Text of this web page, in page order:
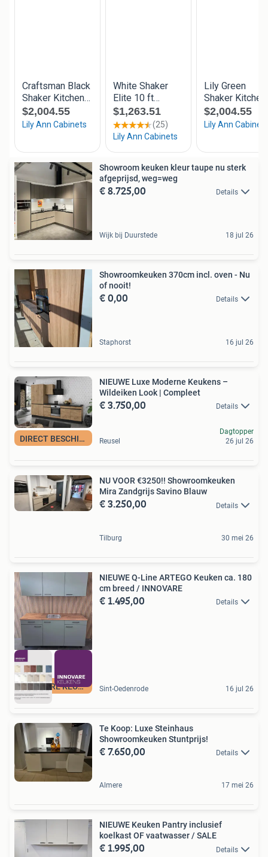
Showroom keuken kleur taupe nu sterk
afgeprijsd, weg=weg
€ 8.725,00 Details
Wijk bij Duurstede 18 jul 26
Showroomkeuken 370cm incl. oven - Nu
of nooit!
€ 0,00 Details
Staphorst 16 jul 26
DIRECT BESCHIKBAAR
NIEUWE Luxe Moderne Keukens –
Wildeiken Look | Compleet
€ 3.750,00 Details
Reusel
Dagtopper
26 jul 26
NU VOOR €3250!! Showroomkeuken
Mira Zandgrijs Savino Blauw
€ 3.250,00 Details
Tilburg 30 mei 26
INNOVARE KEUKENS
NIEUWE Q-Line ARTEGO Keuken ca. 180
cm breed / INNOVARE
€ 1.495,00 Details
Sint-Oedenrode 16 jul 26
Te Koop: Luxe Steinhaus
Showroomkeuken Stuntprijs!
€ 7.650,00 Details
Almere 17 mei 26
NIEUWE Keuken Pantry inclusief
koelkast OF vaatwasser / SALE
€ 1.995,00 Details